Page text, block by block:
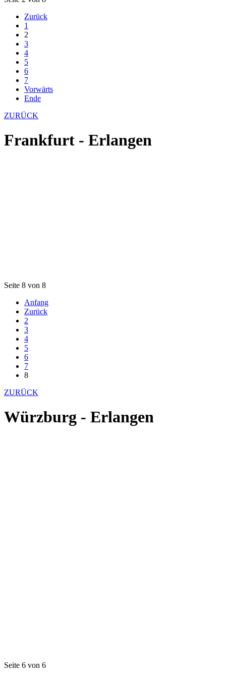
Zurück
1
2
3
4
5
6
7
Vorwärts
Ende
ZURÜCK
Frankfurt - Erlangen
Seite 8 von 8
Anfang
Zurück
2
3
4
5
6
7
8
ZURÜCK
Würzburg - Erlangen
Seite 6 von 6